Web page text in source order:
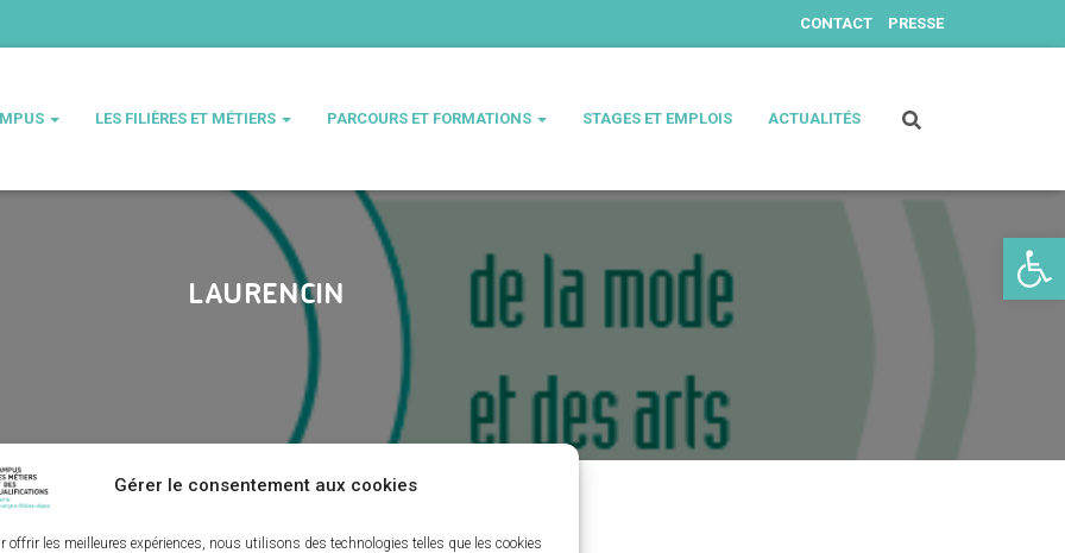
Gérer le consentement aux cookies
offrir les meilleures expériences, nous utilisons des technologies telles que les cookies
CONTACT PRESSE
LES FILIÈRES ET MÉTIERS PARCOURS ET FORMATIONS STAGES ET EMPLOIS ACTUALITÉS
LAURENCIN